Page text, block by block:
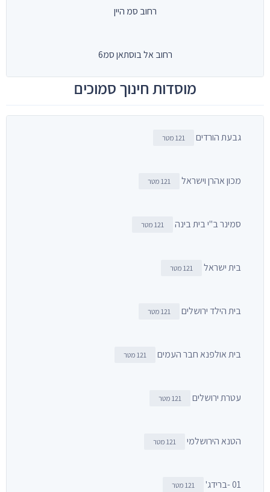
רחוב סמ היין
רחוב אל בוסתאן סמ6
מוסדות חינוך סמוכים
גבעת הורדים 121 מטר
מכון אהרן וישראל 121 מטר
סמינר ב"י בית בינה 121 מטר
בית ישראל 121 מטר
בית הילד ירושלים 121 מטר
בית אולפנא חבר העמים 121 מטר
עטרת ירושלים 121 מטר
הטנא הירושלמי 121 מטר
01 -ברידג' 121 מטר